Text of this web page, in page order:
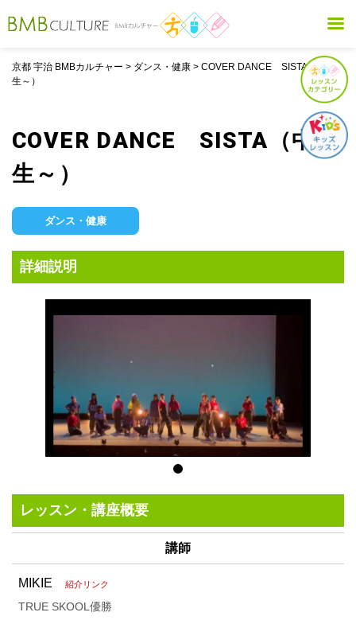
京都 宇治 BMBカルチャー > ダンス・健康 > COVER DANCE SISTA（中学
生～）
COVER DANCE SISTA（中学
生～）
ダンス・健康
詳細説明
レッスン・講座概要
講師
MIKIE 紹介リンク
TRUE SKOOL優勝